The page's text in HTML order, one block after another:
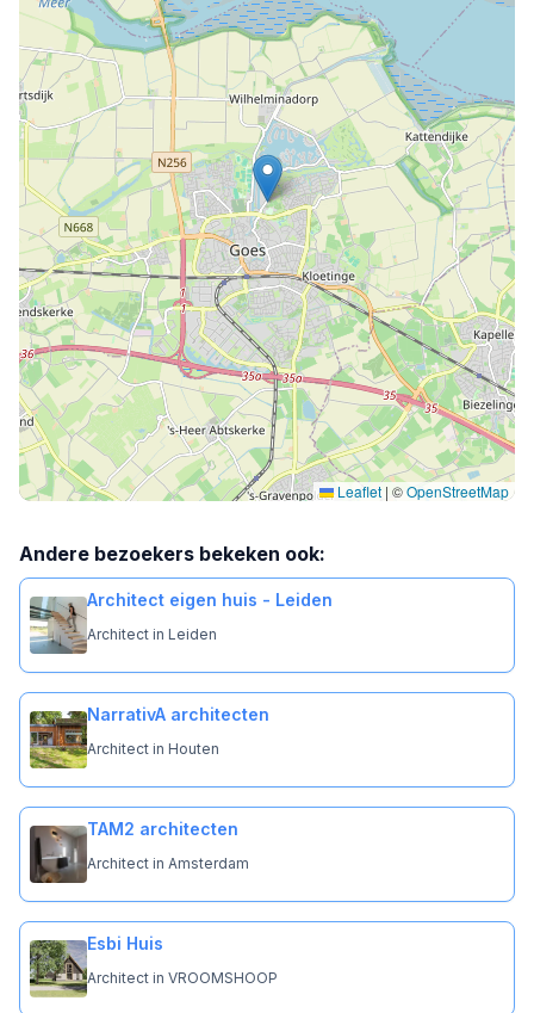
Leaflet | ©OpenStreetMap
Andere bezoekers bekeken ook:
Architect eigen huis - Leiden
Architect in Leiden
NarrativA architecten
Architect in Houten
TAM2 architecten
Architect in Amsterdam
Esbi Huis
Architect in VROOMSHOOP